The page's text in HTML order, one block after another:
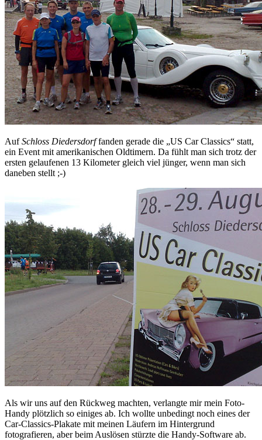
AufSchloss Diedersdorffanden gerade die „US Car Classics“ statt,
ein Event mit amerikanischen Oldtimern. Da fühlt man sich trotz der
ersten gelaufenen 13 Kilometer gleich viel jünger, wenn man sich
daneben stellt ;-)
Als wir uns auf den Rückweg machten, verlangte mir mein Foto-
Handy plötzlich so einiges ab. Ich wollte unbedingt noch eines der
Car-Classics-Plakate mit meinen Läufern im Hintergrund
fotografieren, aber beim Auslösen stürzte die Handy-Software ab.